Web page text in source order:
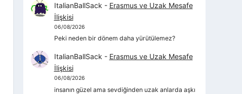
ItalianBallSack - Erasmus ve Uzak Mesafe
İlişkisi
06/08/2026
Peki neden bir dönem daha yürütülemez?
ItalianBallSack - Erasmus ve Uzak Mesafe
İlişkisi
06/08/2026
insanın güzel ama sevdiğinden uzak anlarda aşkı